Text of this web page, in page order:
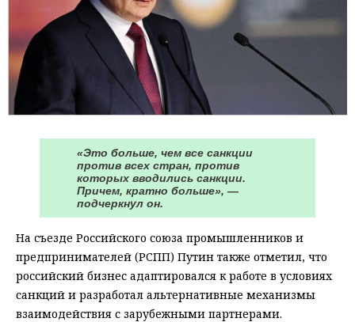
«Это больше, чем все санкции
против всех стран, против
которых вводились санкции.
Причем, кратно больше», —
подчеркнул он.
На съезде Российского союза промышленников и
предпринимателей (РСПП) Путин также отметил, что
российский бизнес адаптировался к работе в условиях
санкций и разработал альтернативные механизмы
взаимодействия с зарубежными партнерами.